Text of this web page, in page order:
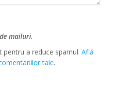
mailuri.
pentru a reduce spamul.Află
tale.